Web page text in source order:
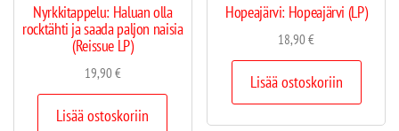
Nyrkkitappelu: Haluan olla
rocktähti ja saada paljon naisia
(Reissue LP)
19,90€
Lisää ostoskoriin
Hopeajärvi: Hopeajärvi (LP)
18,90€
Lisää ostoskoriin